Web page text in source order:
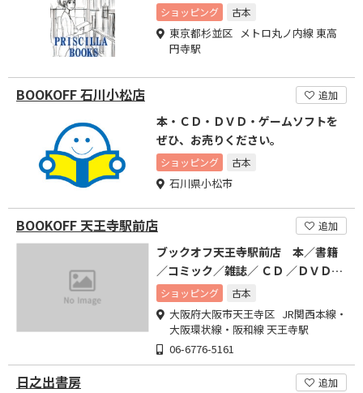
ショッピング 古本
東京都杉並区 メトロ丸ノ内線 東高
円寺駅
BOOKOFF 石川小松店 追加
本・ＣＤ・ＤＶＤ・ゲームソフトを
ぜひ、お売りください。
ショッピング 古本
石川県小松市
BOOKOFF 天王寺駅前店 追加
ブックオフ天王寺駅前店 本／書籍
／コミック／雑誌／ ＣＤ ／ＤＶＤ／
ゲームソフト
ショッピング 古本
大阪府大阪市天王寺区 JR関西本線・
大阪環状線・阪和線 天王寺駅
06-6776-5161
日之出書房
追加